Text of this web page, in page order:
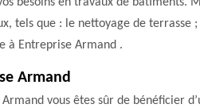
tels que : le nettoyage de
à Entreprise Armand .
Armand
vous êtes sûr de bénéficier